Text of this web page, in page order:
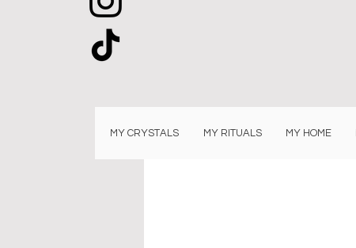
MY CRYSTALS MY RITUALS MY HOME